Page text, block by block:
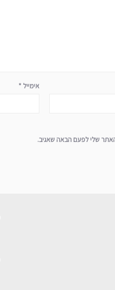
אימייל*
שלי לפעם הבאה שאגיב.